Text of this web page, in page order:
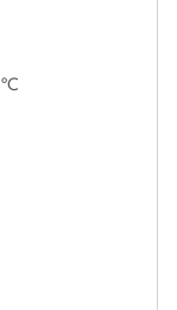
°C